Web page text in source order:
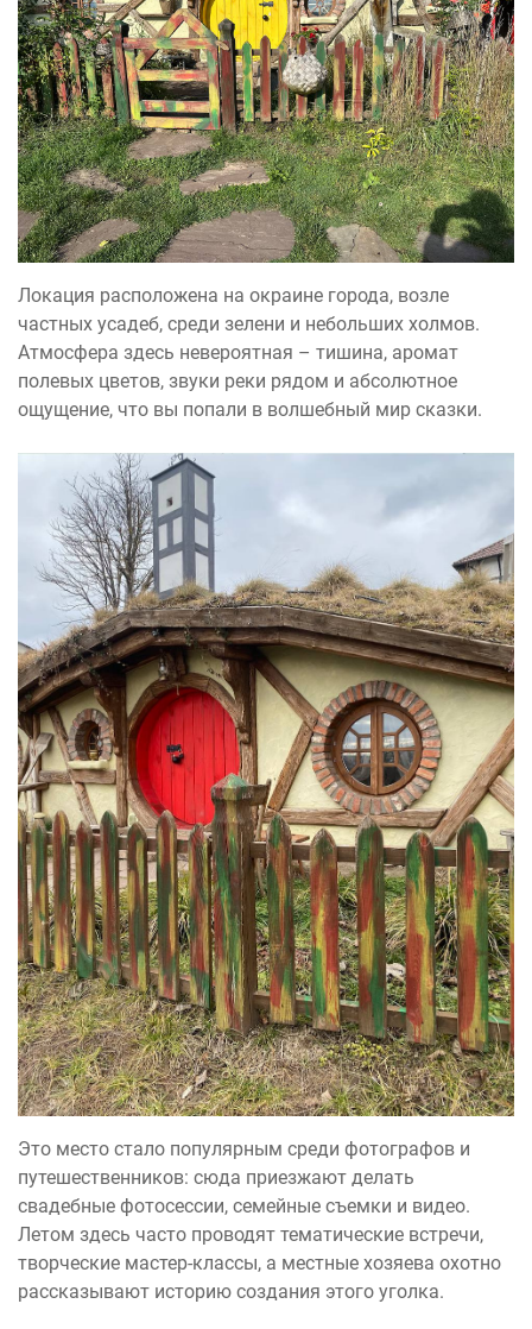
Локация расположена на окраине города, возле
частных усадеб, среди зелени и небольших холмов.
Атмосфера здесь невероятная – тишина, аромат
полевых цветов, звуки реки рядом и абсолютное
ощущение, что вы попали в волшебный мир сказки.
Это место стало популярным среди фотографов и
путешественников: сюда приезжают делать
свадебные фотосессии, семейные съемки и видео.
Летом здесь часто проводят тематические встречи,
творческие мастер-классы, а местные хозяева охотно
рассказывают историю создания этого уголка.